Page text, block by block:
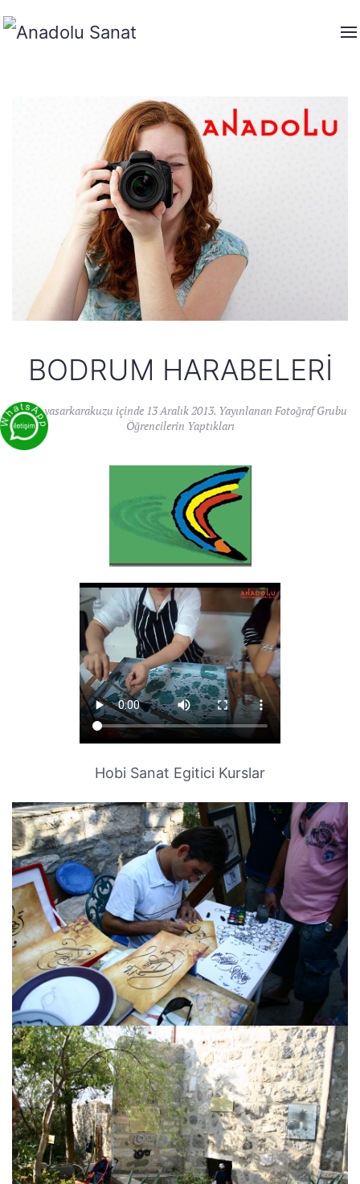
BODRUM HARABELERI
Yazanyasarkarakuzu içinde 13 Aralık 2013. Yayınlanan Fotoğraf Grubu
Öğrencilerin Yaptıkları
Hobi Sanat Egitici Kurslar